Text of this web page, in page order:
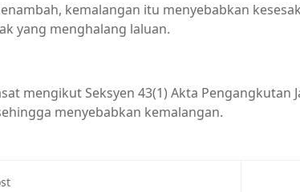
kemalangan itu menyebabkan
yang menghalang laluan.
mengikut Seksyen 43(1) Akta Pengangkutan
menyebabkan kemalangan.